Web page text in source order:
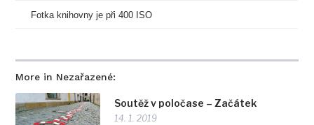
More in Nezařazené:
Soutěž v poločase – Začátek
14. 1. 2019
Fotka knihovny je při 400 ISO